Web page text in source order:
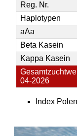
Reg. Nr.
Haplotypen
aAa
Beta Kasein
Kappa Kasein
04-2026
Index